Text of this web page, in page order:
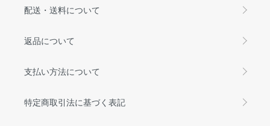
配送・送料について
返品について
支払い方法について
特定商取引法に基づく表記